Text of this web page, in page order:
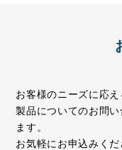
お客様のニーズに応え
製品についてのお問
ます。
お気軽にお申込みくだ